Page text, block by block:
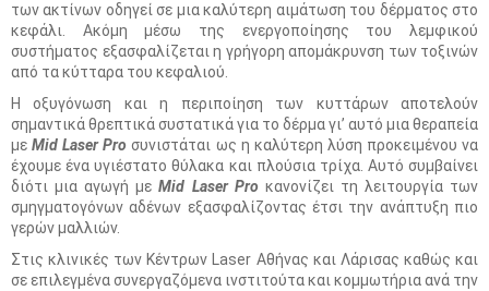
των ακτίνων οδηγεί σε μια καλύτερη αιμάτωση του δέρματος στο
κεφάλι. Ακόμη μέσω της ενεργοποίησης του λεμφικού
συστήματος εξασφαλίζεται η γρήγορη απομάκρυνση των τοξινών
από τα κύτταρα του κεφαλιού.
Η οξυγόνωση και η περιποίηση των κυττάρων αποτελούν
σημαντικά θρεπτικά συστατικά για το δέρμα γι’ αυτό μια θεραπεία
μεMid Laser Pro συνιστάται ως η καλύτερη λύση προκειμένου να
έχουμε ένα υγιέστατο θύλακα και πλούσια τρίχα. Αυτό συμβαίνει
διότι μια αγωγή μεMid Laser Proκανονίζει τη λειτουργία των
σμηγματογόνων αδένων εξασφαλίζοντας έτσι την ανάπτυξη πιο
γερών μαλλιών.
Στις κλινικές των Κέντρων Laser Αθήνας και Λάρισας καθώς και
σε επιλεγμένα συνεργαζόμενα ινστιτούτα και κομμωτήρια ανά την